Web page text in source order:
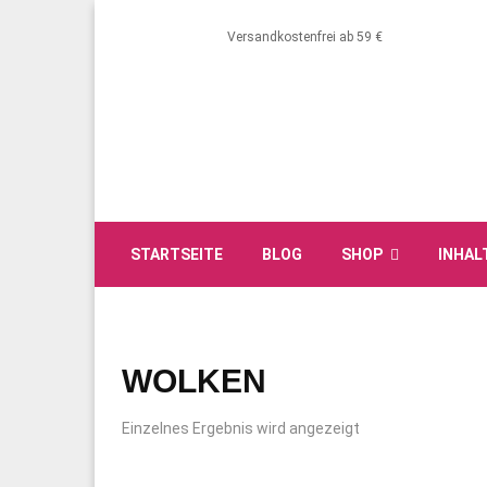
Versandkostenfrei ab 59 €
STARTSEITE BLOG SHOP
WOLKEN
Einzelnes Ergebnis wird angezeigt